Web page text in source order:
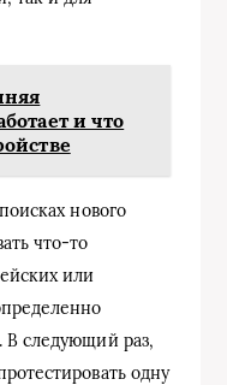
и что
нового
что-то
или
В следующий раз,
одну